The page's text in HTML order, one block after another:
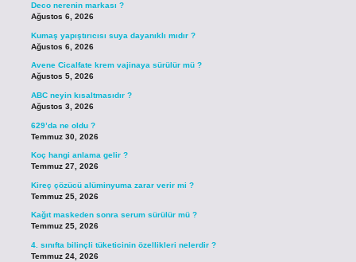
Deco nerenin markası ?
Ağustos 6, 2026
Kumaş yapıştırıcısı suya dayanıklı mıdır ?
Ağustos 6, 2026
Avene Cicalfate krem vajinaya sürülür mü ?
Ağustos 5, 2026
ABC neyin kısaltmasıdır ?
Ağustos 3, 2026
629’da ne oldu ?
Temmuz 30, 2026
Koç hangi anlama gelir ?
Temmuz 27, 2026
Kireç çözücü alüminyuma zarar verir mi ?
Temmuz 25, 2026
Kağıt maskeden sonra serum sürülür mü ?
Temmuz 25, 2026
4. sınıfta bilinçli tüketicinin özellikleri nelerdir ?
Temmuz 24, 2026